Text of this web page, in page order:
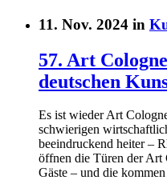
11. Nov. 2024 in
57. Art
deutschen
Es ist wieder Art
schwierigen
beeindruckend heiter –
öffnen die Türen der Art
Gäste – und die